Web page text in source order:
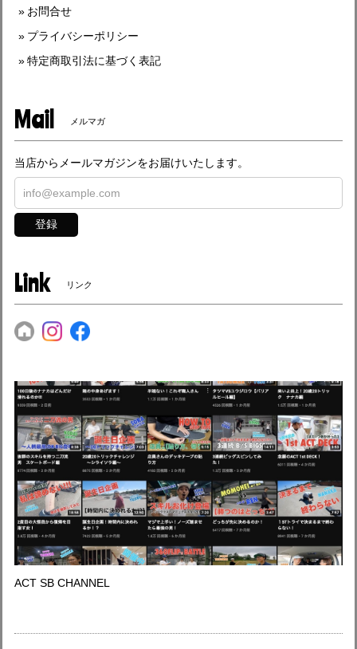
お問合せ
プライバシーポリシー
特定商取引法に基づく表記
Mail メルマガ
当店からメールマガジンをお届けいたします。
登録
Link リンク
ACT SB CHANNEL